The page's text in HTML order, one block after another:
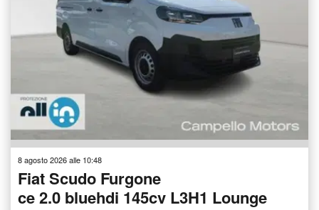
8 agosto 2026 alle 10:48
Fiat Scudo Furgone
ce 2.0 bluehdi 145cv L3H1 Lounge